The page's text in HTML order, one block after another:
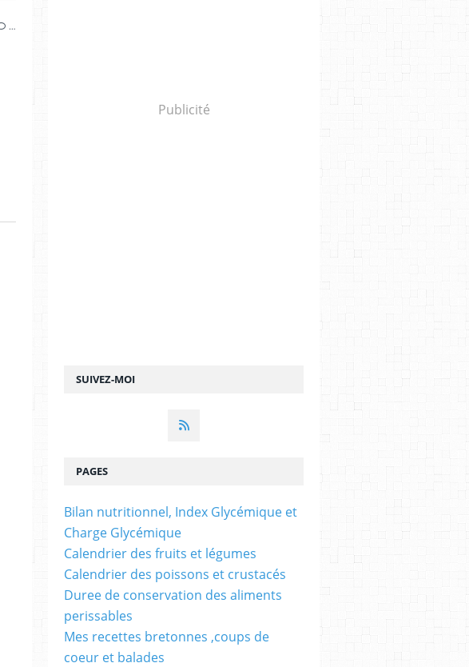
…
SUIVEZ-MOI
Publicité
PAGES
Bilan nutritionnel, Index Glycémique et
Charge Glycémique
Calendrier des fruits et légumes
Calendrier des poissons et crustacés
Duree de conservation des aliments
perissables
Mes recettes bretonnes ,coups de
coeur et balades